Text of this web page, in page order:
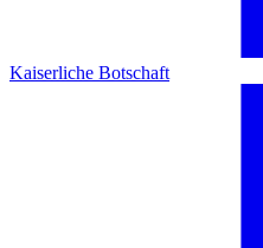
Kaiserliche Botschaft